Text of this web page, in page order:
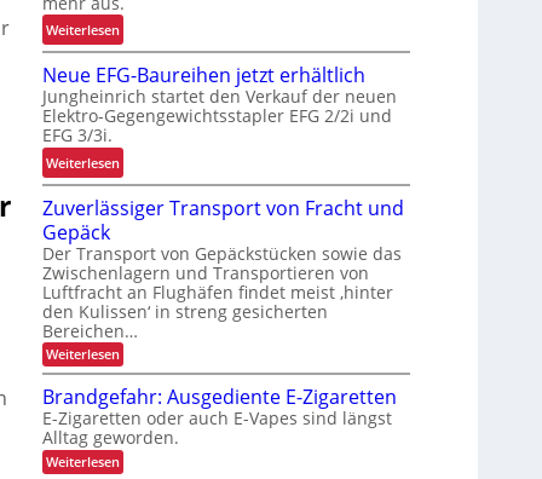
g
f
ü
r
R
c
y
c
i
n
g
h
ö
f
e
r
g
n
o
m
i
e
P
r
ä
z
i
i
o
n
i
Weiterlesen:
A
r
b
e
i
t
s
s
c
h
e
r
h
e
i
t
d
u
Neue EFG-Baureihen jetzt erhältlich
Jungheinrich startet den Verkauf der neuen
Elektro-Gegengewichtsstapler EFG 2/2i und
EFG 3/3i.
Weiterlesen:
N
e
e
E
F
G
-
B
a
u
r
e
Zuverlässiger Transport von Fracht und
Gepäck
Der Transport von Gepäckstücken sowie das
Zwischenlagern und Transportieren von
Luftfracht an Flughäfen findet meist ‚hinter
den Kulissen‘ in streng gesicherten
Bereichen…
Weiterlesen:
Z
u
v
e
r
l
ä
Brandgefahr: Ausgediente E-Zigaretten
E-Zigaretten oder auch E-Vapes sind längst
Alltag geworden.
Weiterlesen: